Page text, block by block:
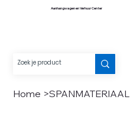
Aanhangwagen en Verhuur Center
Home >SPANMATERIAAL